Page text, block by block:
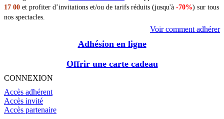
17 00 et profiter d’invitations et/ou de tarifs réduits (jusqu'à -70%) sur tous
nos spectacles.
Voir comment adhérer
Adhésion en ligne
Offrir une carte cadeau
CONNEXION
Accès adhérent
Accès invité
Accès partenaire